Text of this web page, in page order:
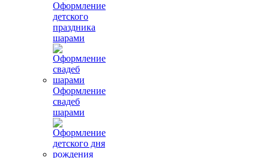
Оформление
детского
праздника
шарами
Оформление
свадеб
шарами